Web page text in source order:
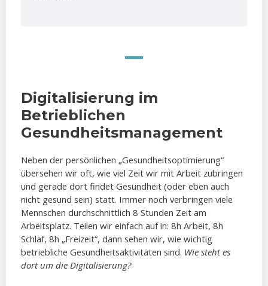
Digitalisierung im
Betrieblichen
Gesundheitsmanagement
Neben der persönlichen „Gesundheitsoptimierung“
übersehen wir oft, wie viel Zeit wir mit Arbeit zubringen
und gerade dort findet Gesundheit (oder eben auch
nicht gesund sein) statt. Immer noch verbringen viele
Mennschen durchschnittlich 8 Stunden Zeit am
Arbeitsplatz. Teilen wir einfach auf in: 8h Arbeit, 8h
Schlaf, 8h „Freizeit“, dann sehen wir, wie wichtig
betriebliche Gesundheitsaktivitäten sind. Wie steht es
dort um die Digitalisierung?